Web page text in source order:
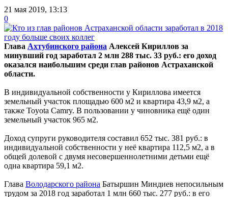
21 мая 2019, 13:13
0
Глава Ахтубинского района Алексей Кириллов за
минувший год заработал 2 млн 288 тыс. 33 руб.: его доход
оказался наибольшим среди глав районов Астраханской
области.
В индивидуальной собственности у Кириллова имеется
земельный участок площадью 600 м2 и квартира 43,9 м2, а
также Toyota Camry. В пользовании у чиновника ещё один
земельный участок 965 м2.
Доход супруги руководителя составил 652 тыс. 381 руб.: в
индивидуальной собственности у неё квартира 112,5 м2, а в
общей долевой с двумя несовершеннолетними детьми ещё
одна квартира 59,1 м2.
Глава Володарского района Батыршин Миндиев непосильным
трудом за 2018 год заработал 1 млн 660 тыс. 277 руб.: в его